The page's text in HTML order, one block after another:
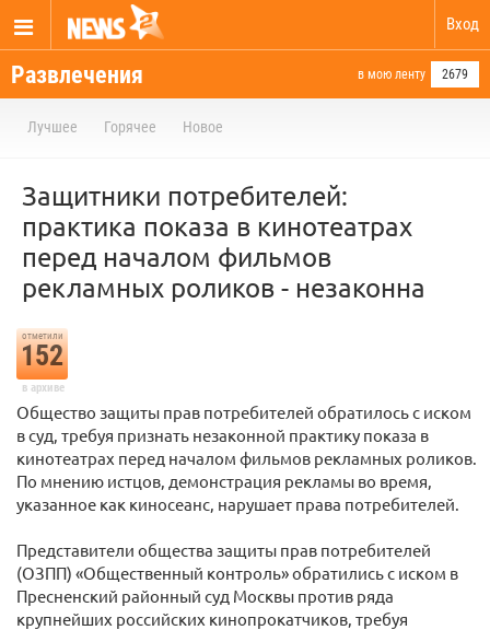
Вход
Развлечения в мою ленту 2679
Лучшее Горячее Новое
Защитники потребителей:
практика показа в кинотеатрах
перед началом фильмов
рекламных роликов - незаконна
отметили
152
в архиве
Общество защиты прав потребителей обратилось с иском
в суд, требуя признать незаконной практику показа в
кинотеатрах перед началом фильмов рекламных роликов.
По мнению истцов, демонстрация рекламы во время,
указанное как киносеанс, нарушает права потребителей.
Представители общества защиты прав потребителей
(ОЗПП) «Общественный контроль» обратились с иском в
Пресненский районный суд Москвы против ряда
крупнейших российских кинопрокатчиков, требуя